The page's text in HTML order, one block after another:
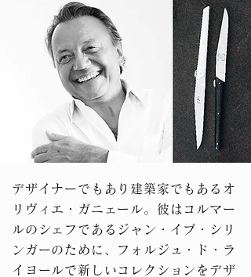
デザイナーでもあり建築家でもあるオ
リヴィエ・ガニェール。彼はコルマー
ルのシェフであるジャン・イブ・シリ
ンガーのために、フォルジュ・ド・ラ
イヨールで新しいコレクションをデザ